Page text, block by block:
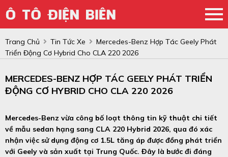
Trang Chủ Tin Tức Xe
Mercedes-Benz Hợp Tác Geely Phát
Triển Động Cơ Hybrid Cho CLA 220 2026
MERCEDES-BENZ HỢP TÁC GEELY PHÁT TRIỂN
ĐỘNG CƠ HYBRID CHO CLA 220 2026
Mercedes-Benz vừa công bố loạt thông tin kỹ thuật chi tiết
về mẫu sedan hạng sang CLA 220 Hybrid 2026, qua đó xác
nhận việc sử dụng động cơ 1.5L tăng áp được đồng phát triển
với Geely và sản xuất tại Trung Quốc. Đây là bước đi đáng